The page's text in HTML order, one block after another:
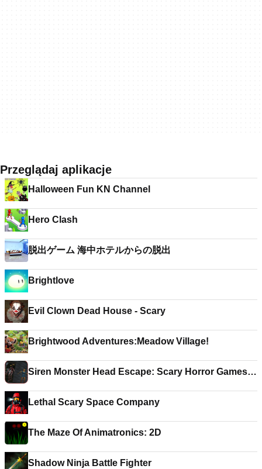
Przeglądaj aplikacje
Halloween Fun KN Channel
Hero Clash
脱出ゲーム 海中ホテルからの脱出
Brightlove
Evil Clown Dead House - Scary
Brightwood Adventures:Meadow Village!
Siren Monster Head Escape: Scary Horror Games
Lethal Scary Space Company
The Maze Of Animatronics: 2D
Shadow Ninja Battle Fighter